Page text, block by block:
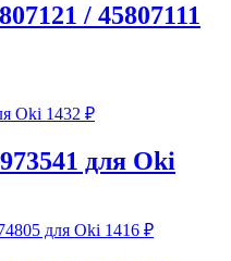
/ 45807111
1432 ₽
для Oki
1416 ₽